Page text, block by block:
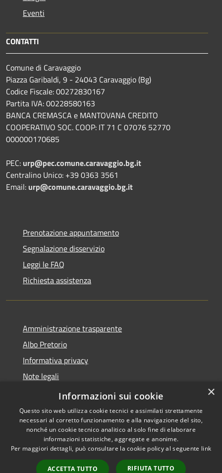
Eventi
CONTATTI
Comune di Caravaggio
Piazza Garibaldi, 9 - 24043 Caravaggio (Bg)
Codice Fiscale: 00272830167
Partita IVA: 00228580163
BANCA CREMASCA e MANTOVANA CREDITO
COOPERATIVO SOC. COOP: IT 71 C 07076 52770
000000170685
PEC: urp@pec.comune.caravaggio.bg.it
Centralino Unico: +39 0363 3561
Email: urp@comune.caravaggio.bg.it
Prenotazione appuntamento
Segnalazione disservizio
Leggi le FAQ
Richiesta assistenza
Amministrazione trasparente
Albo Pretorio
Informativa privacy
Note legali
Dichiarazione di accessibilità
Accessibilità
Copyright © 2026 • Comune di
Caravaggio • Powered by
Municipium•
Accesso
×
Informazioni sui cookie
Questo sito web utilizza cookie tecnici e assimilati strettamente
necessari al corretto funzionamento e alla navigazione del sito,
nonché un cookie tecnico analitico al solo fine di elaborare
informazioni statistiche, aggregate e anonime.
Per maggiori dettagli, può consultare la cookie policy al seguente link
ACCETTA TUTTO RIFIUTA TUTTO